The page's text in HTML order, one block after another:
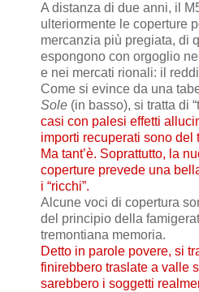
A distanza di due anni, il
ulteriormente le coperture
mercanzia più pregiata, di
espongono con orgoglio
e nei mercati rionali: il
Come si evince da una
Sole (in basso), si tratta di
casi con palesi effetti
importi recuperati sono del
Ma tant’è. Soprattutto, la
coperture prevede una
i “ricchi”.
Alcune voci di copertura
del principio della
tremontiana memoria.
Detto in parole povere, si
finirebbero traslate a valle
sarebbero i soggetti